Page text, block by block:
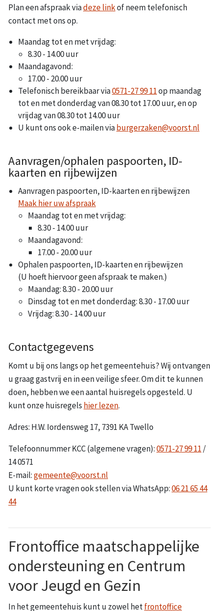
Plan een afspraak viadeze linkof neem telefonisch
contact met ons op.
Maandag tot en met vrijdag:
8.30 - 14.00 uur
Maandagavond:
17.00 - 20.00 uur
Telefonisch bereikbaar via0571-27 99 11op maandag
tot en met donderdag van 08.30 tot 17.00 uur, en op
vrijdag van 08.30 tot 14.00 uur
U kunt ons ook e-mailen viaburgerzaken@voorst.nl
Aanvragen/ophalen paspoorten, ID-
kaarten en rijbewijzen
Aanvragen paspoorten, ID-kaarten en rijbewijzen
Maak hier uw afspraak
Maandag tot en met vrijdag:
8.30 - 14.00 uur
Maandagavond:
17.00 - 20.00 uur
Ophalen paspoorten, ID-kaarten en rijbewijzen
(U hoeft hiervoor geen afspraak te maken.)
Maandag: 8.30 - 20.00 uur
Dinsdag tot en met donderdag: 8.30 - 17.00 uur
Vrijdag: 8.30 - 14.00 uur
Contactgegevens
Komt u bij ons langs op het gemeentehuis? Wij ontvangen
u graag gastvrij en in een veilige sfeer. Om dit te kunnen
doen, hebben we een aantal huisregels opgesteld. U
kunt onze huisregels hier lezen.
Adres: H.W. Iordensweg 17, 7391 KA Twello
Telefoonnummer KCC (algemene vragen):0571-27 99 11 /
14 0571
E-mail:gemeente@voorst.nl
U kunt korte vragen ook stellen via WhatsApp:06 21 65 44
44
Frontoffice maatschappelijke
ondersteuning en Centrum
voor Jeugd en Gezin
In het gemeentehuis kunt u zowel hetfrontoffice